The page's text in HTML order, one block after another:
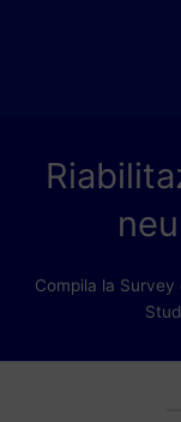
Compila la